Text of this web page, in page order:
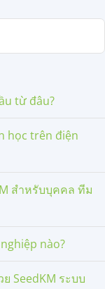
từ đâu?
học trên điện
สำหรับบุคคล ทีม
nào?
SeedKM ระบบ